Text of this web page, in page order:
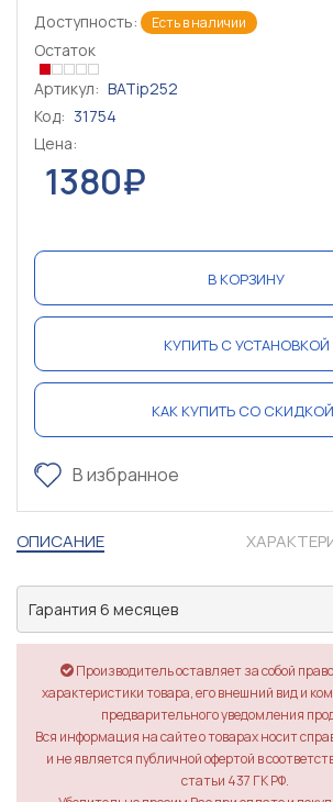
Доступность: Есть в наличии
Остаток
Артикул: BATip252
Код: 31754
Цена:
1380₽
В КОРЗИНУ
КУПИТЬ С УСТАНОВКОЙ
КАК КУПИТЬ СО
В избранное
ОПИСАНИЕ
Гарантия 6 месяцев
Производитель оставляет за собой
характеристики товара, его внешний вид и
предварительного уведомления
Вся информация на сайте о товарах носит
и не является публичной офертой в
статьи 437 ГК РФ.